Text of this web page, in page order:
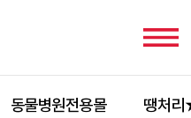
동물병원전용몰 땡처